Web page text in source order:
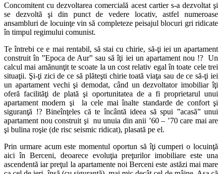
Concomitent cu dezvoltarea comercială acest cartier s-a dezvoltat şi
se dezvoltă şi din punct de vedere locativ, astfel numeroase
ansambluri de locuinţe vin să completeze peisajul blocuri gri ridicate
în timpul regimului comunist.
Te întrebi ce e mai rentabil, să stai cu chirie, să-ţi iei un apartament
construit în ”Epoca de Aur” sau să îţi iei un apartament nou !? Un
calcul mai amănunţit te scoate la un cost relativ egal în toate cele trei
situaţii. Şi-ţi zici de ce să plăteşti chirie toată viaţa sau de ce să-ţi iei
un apartament vechi şi demodat, când un dezvoltator imobiliar îţi
oferă facilităţi de plată şi oportunitatea de a fi proprietarul unui
apartament modern şi la cele mai înalte standarde de confort şi
siguranţă !? Bineînţeles că te încântă ideea să spui ”acasă” unui
apartament nou construit şi nu unuia din anii ’60 – ’70 care mai are
şi bulina roşie (de risc seismic ridicat), plasată pe el.
Prin urmare acum este momentul oportun să îţi cumperi o locuinţă
aici în Berceni, deoarece evoluţia preţurilor imobiliare este una
ascendentă iar preţul la apartamente noi Berceni este astăzi mai mare